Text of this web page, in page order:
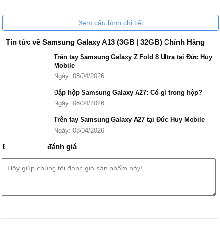
Xem cấu hình chi tiết
Tin tức về Samsung Galaxy A13 (3GB | 32GB) Chính Hãng
Trên tay Samsung Galaxy Z Fold 8 Ultra tại Đức Huy
Mobile
Ngày: 08/04/2026
Đập hộp Samsung Galaxy A27: Có gì trong hộp?
Ngày: 08/04/2026
Trên tay Samsung Galaxy A27 tại Đức Huy Mobile
Ngày: 08/04/2026
Bình luận và đánh giá